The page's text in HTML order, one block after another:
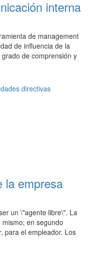
interna
de management
de influencia de la
de comprensión y
directivas
la empresa
un \"agente libre\". La
en segundo
para el empleador. Los